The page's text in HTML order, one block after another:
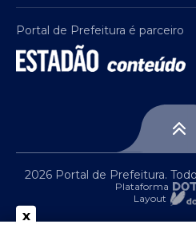
Portal de Prefeitura é parceiro
2026 Portal de Prefeitura.
Plataforma
Layout
x